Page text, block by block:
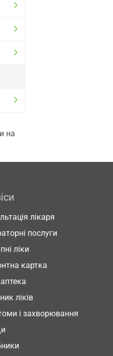
на
лікаря
послуги
ліки
картка
ліків
і захворювання